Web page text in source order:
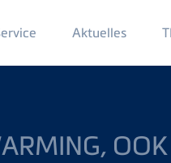
Aktuelles